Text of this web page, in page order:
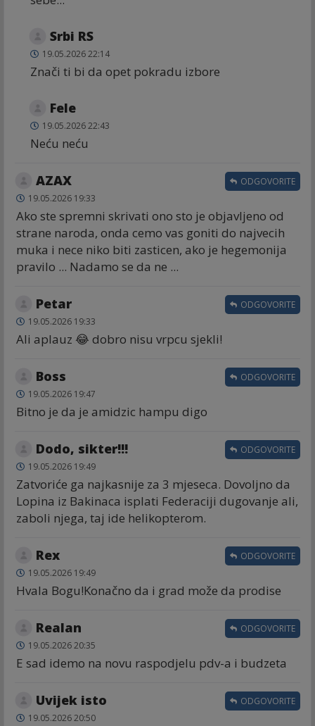
Srbi RS
19.05.2026 22:14
Znači ti bi da opet pokradu izbore
Fele
19.05.2026 22:43
Neću neću
AZAX
19.05.2026 19:33
Ako ste spremni skrivati ono sto je objavljeno od
strane naroda, onda cemo vas goniti do najvecih
muka i nece niko biti zasticen, ako je hegemonija
pravilo ... Nadamo se da ne ...
ODGOVORITE
Petar
19.05.2026 19:33
Ali aplauz 😂 dobro nisu vrpcu sjekli!
ODGOVORITE
Boss
19.05.2026 19:47
Bitno je da je amidzic hampu digo
ODGOVORITE
Dodo, sikter!!!
19.05.2026 19:49
Zatvoriće ga najkasnije za 3 mjeseca. Dovoljno da
Lopina iz Bakinaca isplati Federaciji dugovanje ali,
zaboli njega, taj ide helikopterom.
ODGOVORITE
Rex
19.05.2026 19:49
Hvala Bogu!Konačno da i grad može da prodise
ODGOVORITE
Realan
19.05.2026 20:35
E sad idemo na novu raspodjelu pdv-a i budzeta
ODGOVORITE
Uvijek isto
19.05.2026 20:50
ODGOVORITE